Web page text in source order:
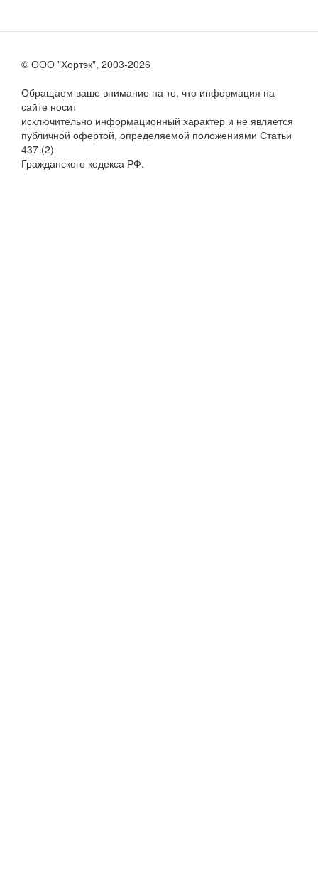
© ООО "Хортэк", 2003-2026
Обращаем ваше внимание на то, что информация на
сайте носит
исключительно информационный характер и не является
публичной офертой, определяемой положениями Статьи
437 (2)
Гражданского кодекса РФ.